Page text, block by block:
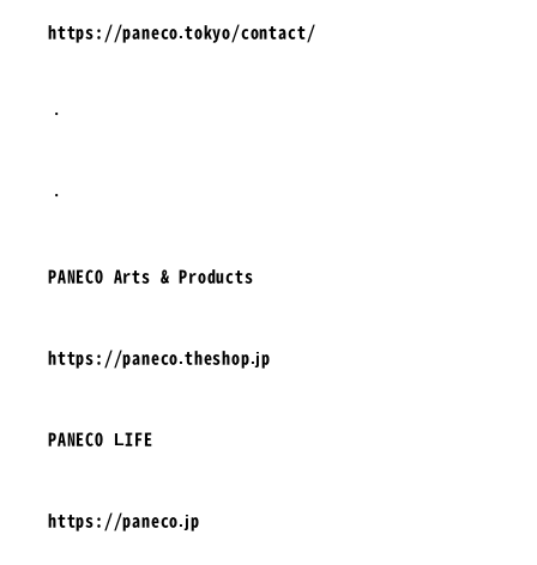
https://paneco.tokyo/contact/
・
・
PANECO Arts & Products
https://paneco.theshop.jp
PANECO LIFE
https://paneco.jp